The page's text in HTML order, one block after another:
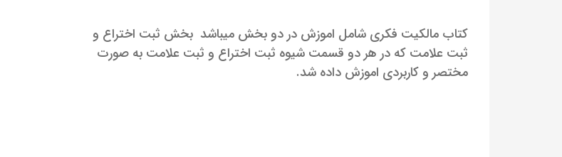
کتاب مالکیت فکری شامل اموزش در دو بخش میباشد بخش ثبت اختراع و
ثبت علامت که در هر دو قسمت شیوه ثبت اختراع و ثبت علامت به صورت
مختصر و کاربردی اموزش داده شد.